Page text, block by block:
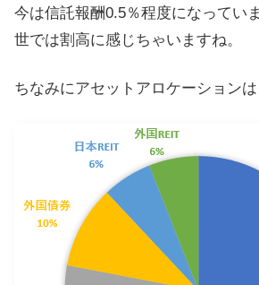
今は信託報酬0.5％程度になってい
世では割高に感じちゃいますね。
ちなみにアセットアロケーションは